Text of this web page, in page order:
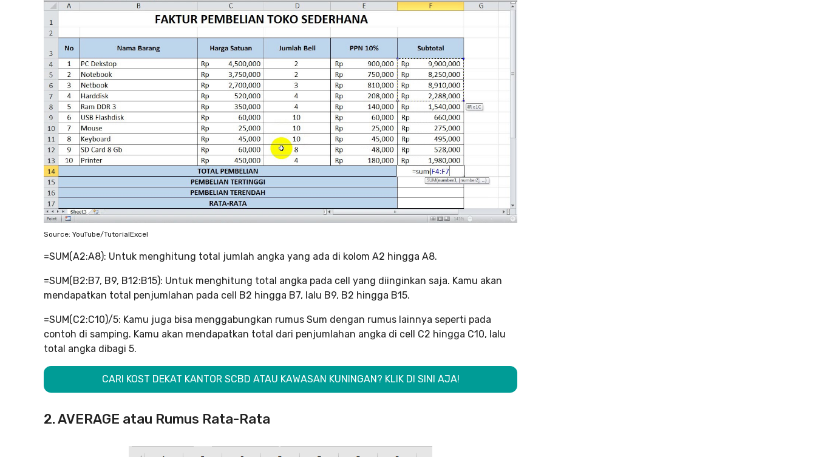
Source: YouTube/TutorialExcel
=SUM(A2:A8): Untuk menghitung total jumlah angka yang ada di kolom A2 hingga A8.
=SUM(B2:B7, B9, B12:B15): Untuk menghitung total angka pada cell yang diinginkan saja. Kamu akan
mendapatkan total penjumlahan pada cell B2 hingga B7, lalu B9, B2 hingga B15.
=SUM(C2:C10)/5: Kamu juga bisa menggabungkan rumus Sum dengan rumus lainnya seperti pada
contoh di samping. Kamu akan mendapatkan total dari penjumlahan angka di cell C2 hingga C10, lalu
total angka dibagi 5.
CARI KOST DEKAT KANTOR SCBD ATAU KAWASAN KUNINGAN? KLIK DI SINI AJA!
2. AVERAGE atau Rumus Rata-Rata